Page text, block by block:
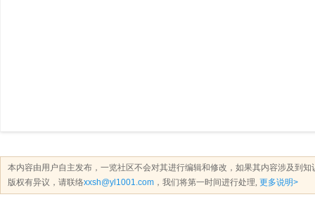
本内容由用户自主发布，一览社区不会对其进行编辑和修改，如果其内容涉及到
版权有异议，请联络xxsh@yl1001.com ，我们将第一时间进行处理, 更多说明>